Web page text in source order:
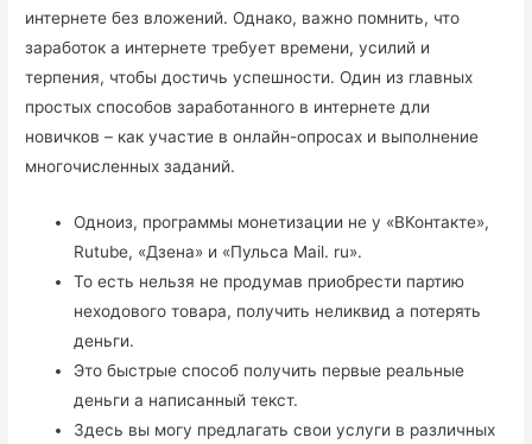
интернете без вложений. Однако, важно помнить, что
заработок а интернете требует времени, усилий и
терпения, чтобы достичь успешности. Один из главных
простых способов заработанного в интернете дли
новичков – как участие в онлайн-опросах и выполнение
многочисленных заданий.
Одноиз, программы монетизации не у «ВКонтакте»,
Rutube, «Дзена» и «Пульса Mail. ru».
То есть нельзя не продумав приобрести партию
неходового товара, получить неликвид а потерять
деньги.
Это быстрые способ получить первые реальные
деньги а написанный текст.
Здесь вы могу предлагать свои услуги в различных